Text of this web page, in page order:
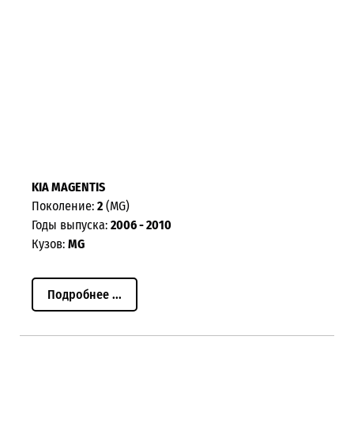
KIA MAGENTIS
Поколение: 2 (MG)
Годы выпуска: 2006 - 2010
Кузов: MG
Подробнее ...